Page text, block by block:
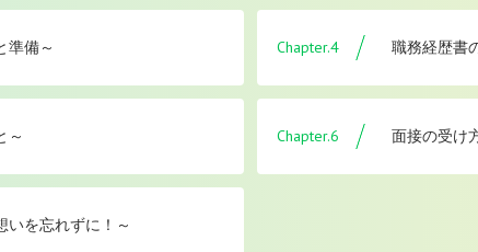
準備～ Chapter.4 職務経歴書
～ Chapter.6 面接の受け
いを忘れずに！～